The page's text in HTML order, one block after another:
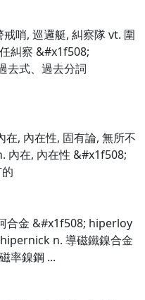
哨, 巡邏艇, 糾察隊 vt. 圍
糾察 &#x1f508;
去式、過去分詞
, 內在性, 固有論, 無所不
內在, 內在性 &#x1f508;
合金 &#x1f508; hiperloy
n. 導磁鐵鎳合金
率鎳鋼 ...